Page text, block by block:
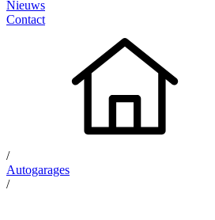
Nieuws
Contact
/
Autogarages
/